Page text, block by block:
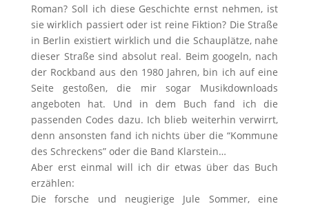
Roman? Soll ich diese Geschichte ernst nehmen, ist
sie wirklich passiert oder ist reine Fiktion? Die Straße
in Berlin existiert wirklich und die Schauplätze, nahe
dieser Straße sind absolut real. Beim googeln, nach
der Rockband aus den 1980 Jahren, bin ich auf eine
Seite gestoßen, die mir sogar Musikdownloads
angeboten hat. Und in dem Buch fand ich die
passenden Codes dazu. Ich blieb weiterhin verwirrt,
denn ansonsten fand ich nichts über die “Kommune
des Schreckens” oder die Band Klarstein…
Aber erst einmal will ich dir etwas über das Buch
erzählen:
Die forsche und neugierige Jule Sommer, eine